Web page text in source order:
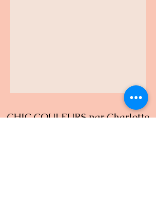
CHIC COULEURS par Charlotte